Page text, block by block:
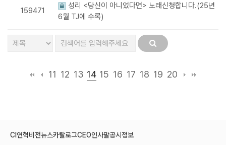
159471
성리 <당신이 아니었다면> 노래신청합니다.(25년
6월 TJ에 수록)
11 12 13 14 15 16 17 18 19 20
CI 연혁비전뉴스카탈로그CEO인사말공시정보